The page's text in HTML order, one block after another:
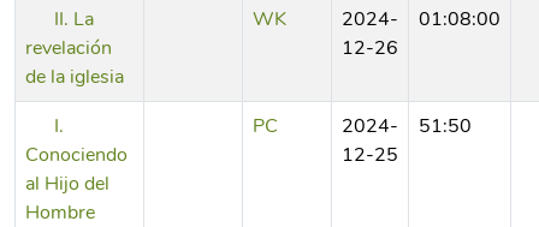
II. La
revelación
de la iglesia
WK
2024-
12-26
01:08:00
I.
Conociendo
al Hijo del
Hombre
PC
2024-
12-25
51:50